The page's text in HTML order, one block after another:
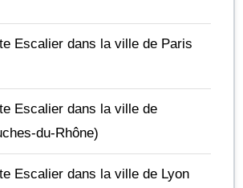
Escalier dans la ville de Paris
Escalier dans la ville de
du-Rhône)
Escalier dans la ville de Lyon